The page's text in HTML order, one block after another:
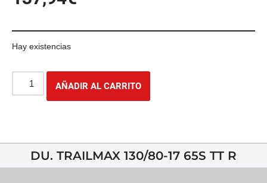
Hay existencias
AÑADIR AL CARRITO
DU. TRAILMAX 130/80-17 65S TT R